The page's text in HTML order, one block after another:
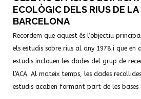
ECOLÒGIC DELS RIUS DE LA
BARCELONA
Recordem que aquest és l’objectiu
els estudis sobre rius al any 1978 i que en
estudis inclouen les dades del grup de
l’ACA. Al mateix temps, les dades
estudis acaben formant part de les bases